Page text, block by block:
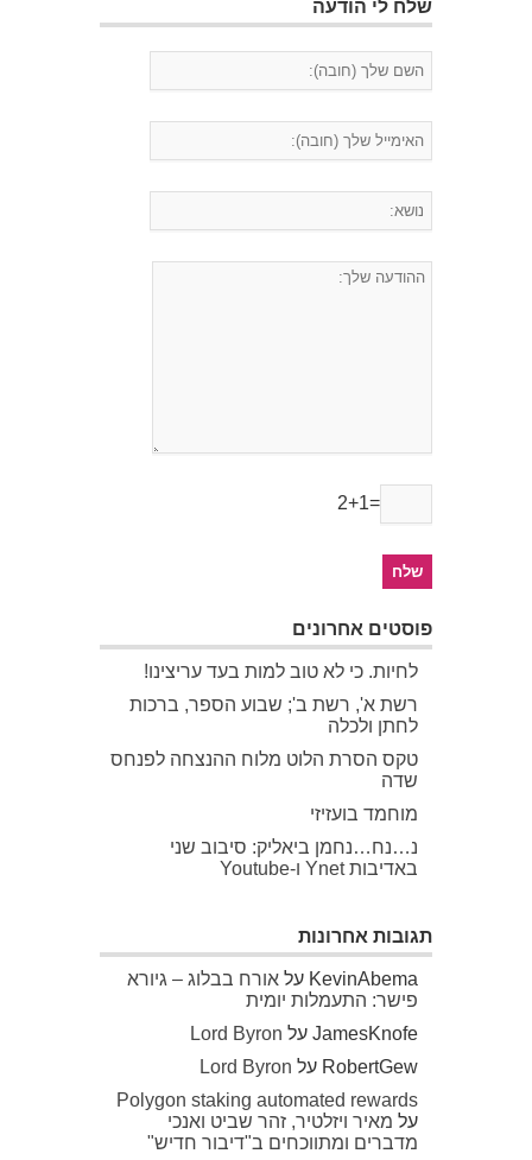
שלח לי הודעה
2+1=
פוסטים אחרונים
לחיות. כי לא טוב למות בעד עריצינו!
רשת א', רשת ב'; שבוע הספר, ברכות
לחתן ולכלה
טקס הסרת הלוט מלוח ההנצחה לפנחס
שדה
מוחמד בועזיזי
נ…נח…נחמן ביאליק: סיבוב שני
באדיבות Ynet ו-Youtube
תגובות אחרונות
KevinAbema על אורח בבלוג – גיורא
פישר: התעמלות יומית
JamesKnofe על Lord Byron
RobertGew על Lord Byron
Polygon staking automated rewards
על מאיר ויזלטיר, זהר שביט ואנכי
מדברים ומתווכחים ב"דיבור חדיש"